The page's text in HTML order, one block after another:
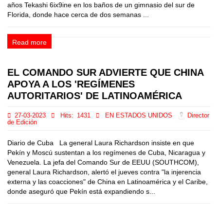
años Tekashi 6ix9ine en los baños de un gimnasio del sur de
Florida, donde hace cerca de dos semanas ...
Read more
EL COMANDO SUR ADVIERTE QUE CHINA
APOYA A LOS 'REGÍMENES
AUTORITARIOS' DE LATINOAMÉRICA
27-03-2023 Hits: 1431 EN ESTADOS UNIDOS
Director
de Edición
Diario de Cuba La general Laura Richardson insiste en que
Pekín y Moscú sustentan a los regímenes de Cuba, Nicaragua y
Venezuela. La jefa del Comando Sur de EEUU (SOUTHCOM),
general Laura Richardson, alertó el jueves contra "la injerencia
externa y las coacciones" de China en Latinoamérica y el Caribe,
donde aseguró que Pekín está expandiendo s...